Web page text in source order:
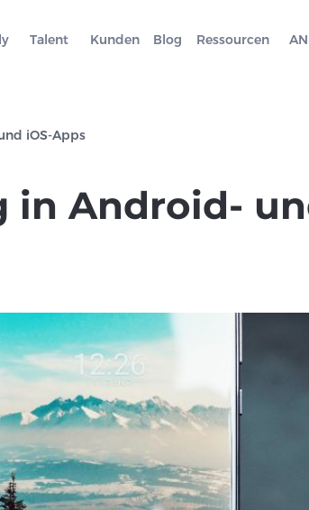
Talent Kunden Blog Ressourcen
iOS-Apps
in Android-